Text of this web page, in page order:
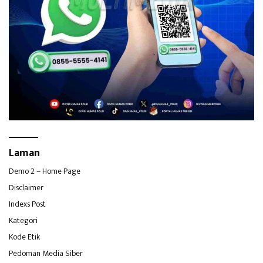
Laman
Demo 2 – Home Page
Disclaimer
Indexs Post
Kategori
Kode Etik
Pedoman Media Siber